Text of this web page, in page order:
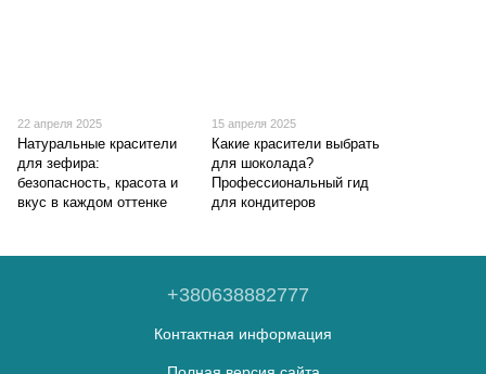
22 апреля 2025
Натуральные красители
для зефира:
безопасность, красота и
вкус в каждом оттенке
15 апреля 2025
Какие красители выбрать
для шоколада?
Профессиональный гид
для кондитеров
+380638882777
Контактная информация